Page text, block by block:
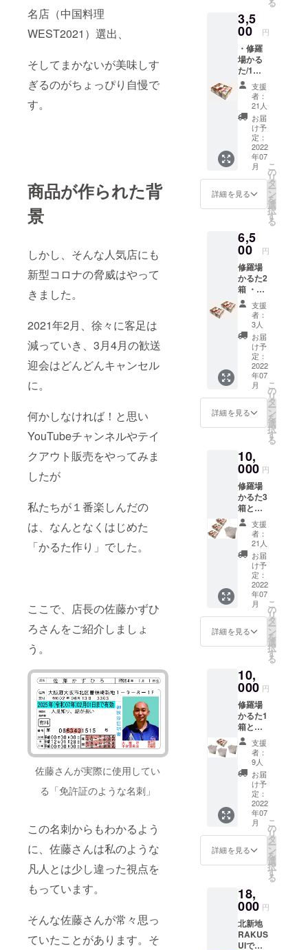
名店（中国料理
WEST2021）選出、
そしてまかないが美味しす
ぎるのがちょっぴり自慢で
す。
商品が作られた背
景
しかし、そんな人気店にも
新型コロナの脅威はやって
きました。
2021年2月、徐々に客足は
減っていき、3月4月の歓送
迎会はどんどんキャンセル
に。
何かしなければ！と思い
YouTubeチャンネルやテイ
クアウト販売をやってみま
したが
私たちが１番楽しんだの
は、なんとなくはじめた
「かるた作り」でした。
ここで、店長の佐藤かずひ
ろさんをご紹介しましょ
う。
佐藤さんが実際に使用してい
る「免許証のような名刺」
この名刺からもわかるよう
に、佐藤さんは私のような
凡人とは少し違った視点を
もっています。
そんな佐藤さんが常々思っ
ていたことがあります。そ
3,5
00 円
・修羅
場かる
た/1箱
サイ
ズ(約)：
10.5cm
横幅
14cm
高さ
4cm
重さ
(約)：
350g レ
ター
パック
でお届
けいた
します
支援
者：
21人
お届
け予
定：
2022
年07
月
詳細を見る
こ
の
リ
タ
ー
ン
を
選
択
す
る
6,5
00 円
修羅場
かるた2
箱 ・修
羅場か
るた/1
箱 サ
イズ
(約)：縦
10.5cm
横幅
14cm
高さ
4cm
重さ
(約)：
350g レ
パック
プラス
でお届
けいた
します
支援
者：
3人
お届
け予
定：
2022
年07
月
詳細を見る
こ
の
リ
タ
ー
ン
を
選
択
す
る
10,
000 円
修羅場
かるた3
箱と五
川麻婆
豆腐2
パック
・修羅
場かる
た/1箱
サイ
ズ(約)：
10.5cm
横幅
14cm
高さ
重さ
(約)：
350g ・
北新地
RAKUS
UIの看
板メ
ニュー
「五川
麻婆豆
腐」2人
前/1
パック
サイ
ズ(約)：
縦
20cm
15cm
1cm
重さ
(約)：
300g
原材料
支援
者：
21人
お届
け予
定：
2022
年07
月
詳細を見る
こ
の
リ
タ
ー
ン
を
選
択
す
る
10,
000 円
修羅場
かるた1
箱と五
川麻婆
豆腐6
パック
・修羅
場かる
た/1箱
サイ
ズ(約)：
10.5cm
横幅
14cm
高さ
重さ
(約)：
350g ・
北新地
RAKUS
UIの看
支援
者：
9人
お届
け予
定：
2022
年07
月
詳細を見る
こ
の
リ
タ
ー
ン
を
選
択
す
る
18,
000 円
北新地
RAKUS
UIで使